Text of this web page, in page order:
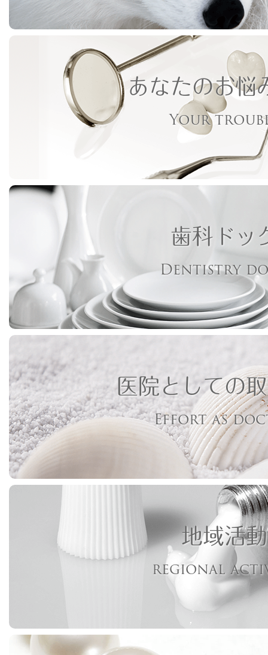
あなたのお悩
Your
歯科ドッ
Dentistry
医院としての
Effort as
地域活動
regional